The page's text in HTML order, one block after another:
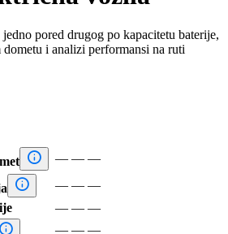
pored drugog po kapacitetu baterije,
i analizi performansi na ruti
 — — —
 — — —
— — —
 — — —